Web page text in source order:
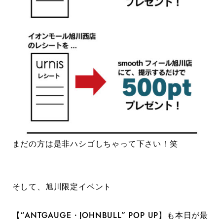
まだの方は是非ハシゴしちゃって下さい！笑
そして、旭川限定イベント
【“ANTGAUGE・JOHNBULL” POP UP】も本日が最